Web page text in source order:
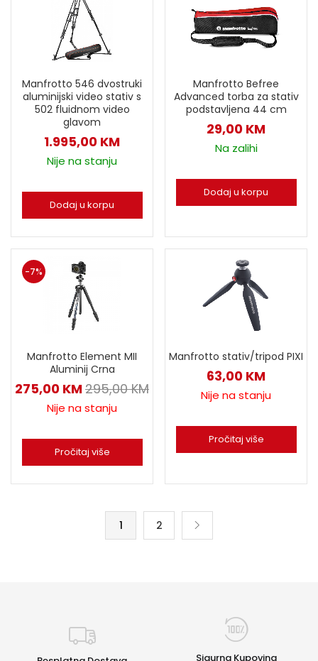
Manfrotto 546 dvostruki
aluminijski video stativ s
502 fluidnom video
glavom
1.995,00 KM
Nije na stanju
Dodaj u korpu
Manfrotto Befree
Advanced torba za stativ
podstavljena 44 cm
29,00 KM
Na zalihi
Dodaj u korpu
-7%
Manfrotto Element MII
Aluminij Crna
275,00 KM295,00KM
Nije na stanju
Pročitaj više
Manfrotto stativ/tripod PIXI
63,00 KM
Nije na stanju
Pročitaj više
1 2
Sigurna Kupovina